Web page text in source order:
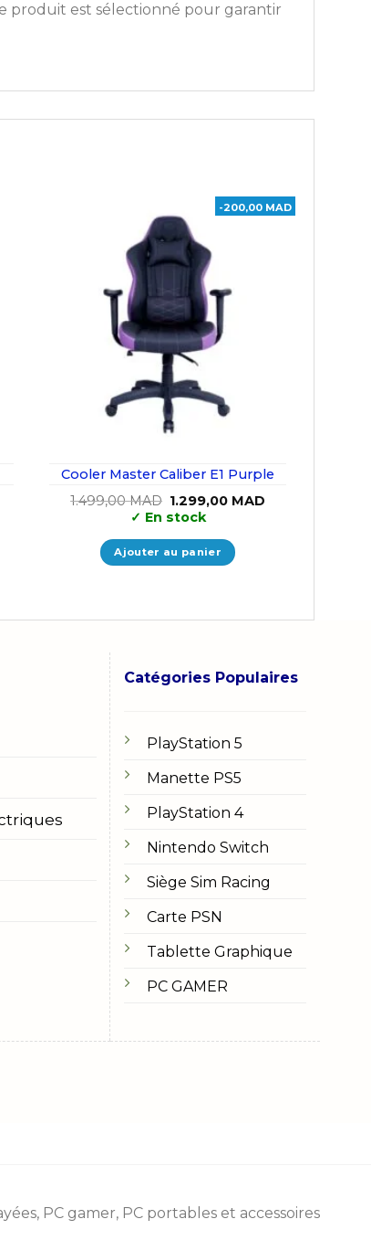
produit est sélectionné pour garantir
-200,00 MAD
Cooler Master Caliber E1 Purple
1.499,00MAD Le
prix
initial
était :
1.499,00 MAD.
1.299,00 MAD
✓ En stock
Ajouter au panier
Catégories Populaires
PlayStation 5
Manette PS5
PlayStation 4
Nintendo Switch
Siège Sim Racing
Carte PSN
Tablette Graphique
PC GAMER
, PC gamer, PC portables et accessoires